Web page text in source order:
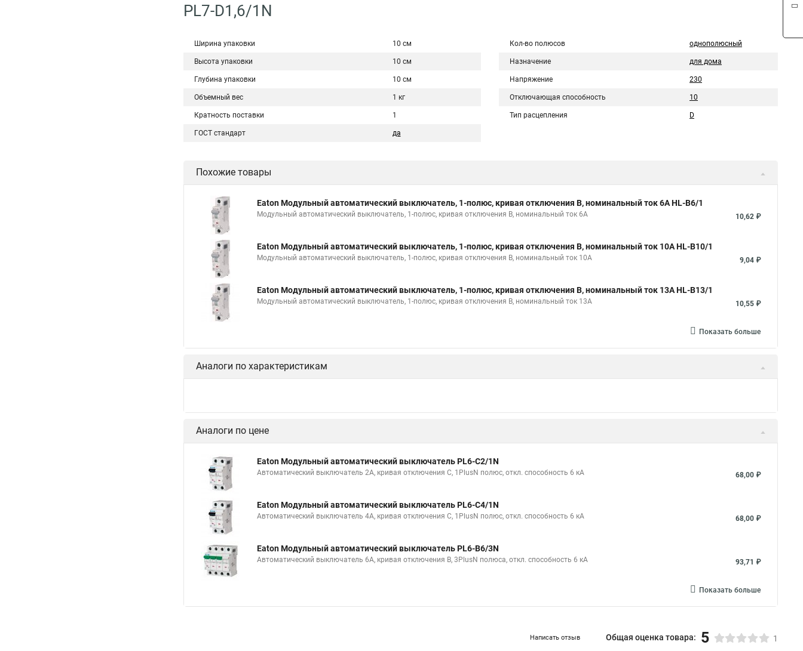
PL7-D1,6/1N
Ширина упаковки 10 см
Высота упаковки 10 см
Глубина упаковки 10 см
Объемный вес 1 кг
Кратность поставки 1
ГОСТ стандарт да
Кол-во полюсов однополюсный
Назначение для дома
Напряжение 230
Отключающая способность 10
Тип расцепления D
Похожие товары
Eaton Модульный автоматический выключатель, 1-полюс, кривая отключения B, номинальный ток 6А HL-B6/1
Модульный автоматический выключатель, 1-полюс, кривая отключения B, номинальный ток 6А 10,62 ₽
Eaton Модульный автоматический выключатель, 1-полюс, кривая отключения B, номинальный ток 10А HL-B10/1
Модульный автоматический выключатель, 1-полюс, кривая отключения B, номинальный ток 10А 9,04 ₽
Eaton Модульный автоматический выключатель, 1-полюс, кривая отключения B, номинальный ток 13А HL-B13/1
Модульный автоматический выключатель, 1-полюс, кривая отключения B, номинальный ток 13А 10,55 ₽
Показать больше
Аналоги по характеристикам
Аналоги по цене
Eaton Модульный автоматический выключатель PL6-C2/1N
Автоматический выключатель 2А, кривая отключения С, 1PlusN полюс, откл. способность 6 кА 68,00 ₽
Eaton Модульный автоматический выключатель PL6-C4/1N
Автоматический выключатель 4А, кривая отключения С, 1PlusN полюс, откл. способность 6 кА 68,00 ₽
Eaton Модульный автоматический выключатель PL6-B6/3N
Автоматический выключатель 6А, кривая отключения В, 3PlusN полюса, откл. способность 6 кА 93,71 ₽
Показать больше
Написать отзыв Общая оценка товара: 5 1